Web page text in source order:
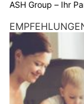
ASH Group – Ihr